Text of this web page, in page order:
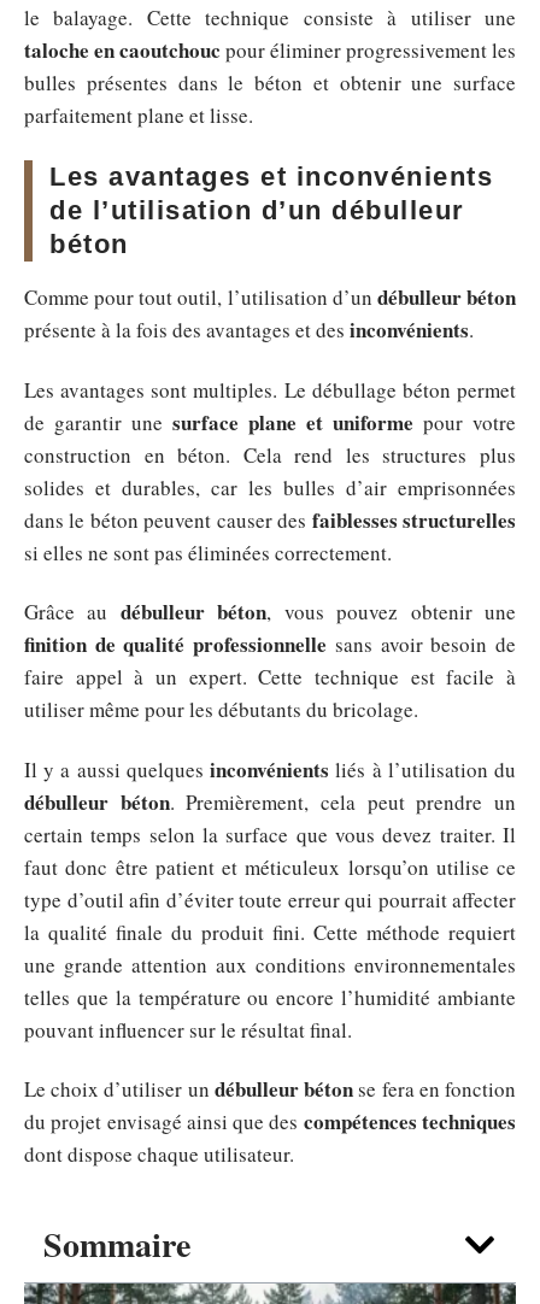
Sommaire
le balayage. Cette technique consiste à utiliser une
taloche en caoutchouc pour éliminer progressivement les
bulles présentes dans le béton et obtenir une surface
parfaitement plane et lisse.
Les avantages et inconvénients
de l’utilisation d’un débulleur
béton
Comme pour tout outil, l’utilisation d’un débulleur béton
présente à la fois des avantages et des inconvénients.
Les avantages sont multiples. Le débullage béton permet
de garantir une surface plane et uniforme pour votre
construction en béton. Cela rend les structures plus
solides et durables, car les bulles d’air emprisonnées
dans le béton peuvent causer des faiblesses structurelles
si elles ne sont pas éliminées correctement.
Grâce au débulleur béton, vous pouvez obtenir une
finition de qualité professionnelle sans avoir besoin de
faire appel à un expert. Cette technique est facile à
utiliser même pour les débutants du bricolage.
Il y a aussi quelquesinconvénients liés à l’utilisation du
débulleur béton. Premièrement, cela peut prendre un
certain temps selon la surface que vous devez traiter. Il
faut donc être patient et méticuleux lorsqu’on utilise ce
type d’outil afin d’éviter toute erreur qui pourrait affecter
la qualité finale du produit fini. Cette méthode requiert
une grande attention aux conditions environnementales
telles que la température ou encore l’humidité ambiante
pouvant influencer sur le résultat final.
Le choix d’utiliser un débulleur bétonse fera en fonction
du projet envisagé ainsi que des compétences techniques
dont dispose chaque utilisateur.